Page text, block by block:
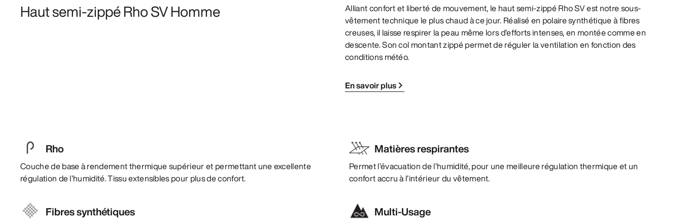
Haut semi-zippé Rho SV Homme
Alliant confort et liberté de mouvement, le haut semi-zippé Rho SV est notre sous-
vêtement technique le plus chaud à ce jour. Réalisé en polaire synthétique à fibres
creuses, il laisse respirer la peau même lors d’efforts intenses, en montée comme en
descente. Son col montant zippé permet de réguler la ventilation en fonction des
conditions météo.
En savoir plus
Rho
Couche de base à rendement thermique supérieur et permettant une excellente
régulation de l’humidité. Tissu extensibles pour plus de confort.
Matières respirantes
Permet l’évacuation de l’humidité, pour une meilleure régulation thermique et un
confort accru à l’intérieur du vêtement.
Fibres synthétiques Multi-Usage